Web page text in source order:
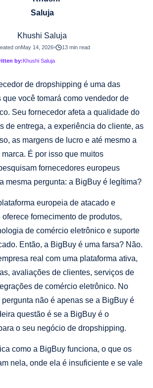
Khushi Saluja
onMay 14, 2026 13 min read
by:Khushi Saluja
de dropshipping é uma das
que você tomará como vendedor de
Seu fornecedor afeta a qualidade do
de entrega, a experiência do cliente, as
as margens de lucro e até mesmo a
É por isso que muitos
fornecedores europeus
mesma pergunta: a BigBuy é legítima?
europeia de atacado e
fornecimento de produtos,
de comércio eletrônico e suporte
Então, a BigBuy é uma farsa? Não.
real com uma plataforma ativa,
avaliações de clientes, serviços de
de comércio eletrônico. No
não é apenas se a BigBuy é
questão é se a BigBuy é o
o seu negócio de dropshipping.
como a BigBuy funciona, o que os
nela, onde ela é insuficiente e se vale